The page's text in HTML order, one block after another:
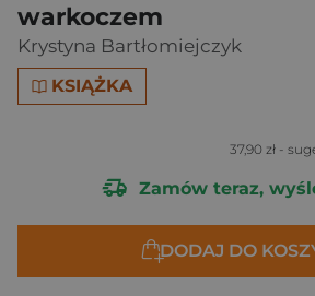
warkoczem
Krystyna Bartłomiejczyk
KSIĄŻKA
37,90 zł -
Zamów teraz,
DODAJ DO